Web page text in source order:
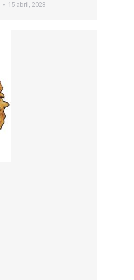
15 abril, 2023